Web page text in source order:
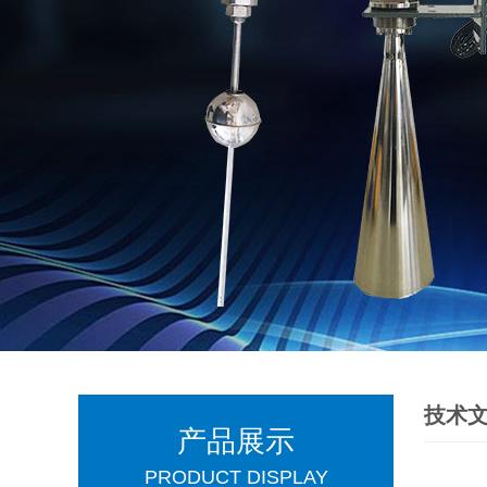
产品展示
PRODUCT DISPLAY
技术